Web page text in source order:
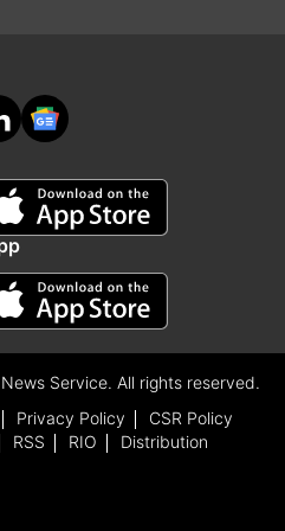
Service. All rights reserved.
Privacy Policy
CSR Policy
RSS RIO Distribution